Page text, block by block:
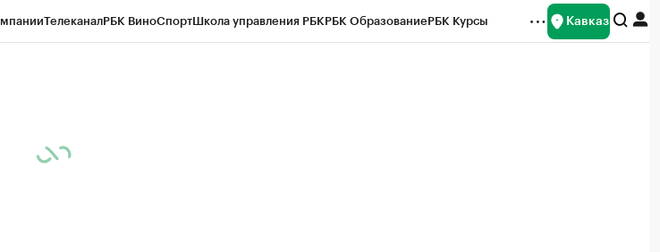
ТелеканалРБК ВиноСпортШкола управления РБКРБК ОбразованиеРБК Курсы Кавказ